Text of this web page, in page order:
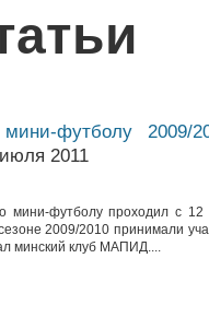
футболу 2009/
2011
мини-футболу проходил с 12
2009/2010 принимали
минский клуб МАПИД....